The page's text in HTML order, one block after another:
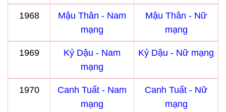
1968
Mậu Thân - Nam
mạng
Mậu Thân - Nữ
mạng
1969
Kỷ Dậu - Nam
mạng
Kỷ Dậu - Nữ mạng
1970
Canh Tuất - Nam
mạng
Canh Tuất - Nữ
mạng